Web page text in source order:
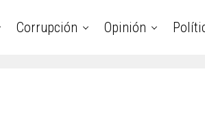
Corrupción Opinión